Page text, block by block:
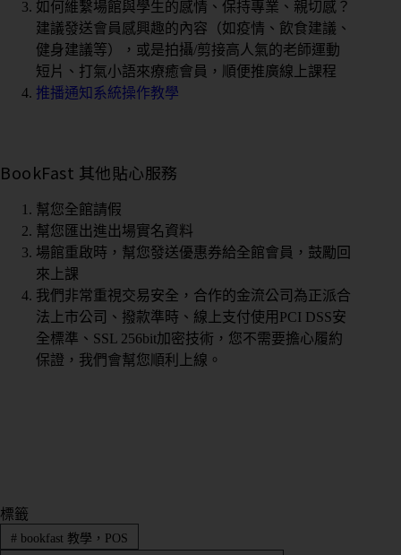
如何維繫場館與學生的感情、保持專業、親切感？
建議發送會員感興趣的內容（如疫情、飲食建議、
健身建議等），或是拍攝/剪接高人氣的老師運動
短片、打氣小語來療癒會員，順便推廣線上課程
推播通知系統操作教學
BookFast 其他貼心服務
幫您全館請假
幫您匯出進出場實名資料
場館重啟時，幫您發送優惠券給全館會員，鼓勵回
來上課
我們非常重視交易安全，合作的金流公司為正派合
法上市公司、撥款準時、 線上支付使用PCI DSS安
全標準、SSL 256bit加密技術，您不需要擔心履約
保證，我們會幫您順利上線。
標籤
#bookfast 教學，POS